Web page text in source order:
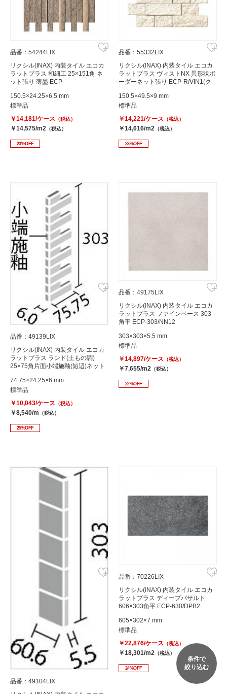
品番：54244LIX
リクシル(INAX) 内装タイル エコカ
ラットプラス 和細工 25×151角 ネ
ット張り 薄墨 ECP-
150.5×24.25×6.5 mm
標準品
￥14,181/ケース （税込）
￥14,575/m2 （税込）
23%OFF
品番：55332LIX
リクシル(INAX) 内装タイル エコカ
ラットプラス ヴィストNX 異形状ボ
ーダーネット張り ECP-R/VIN1(ク
150.5×49.5×9 mm
標準品
￥14,221/ケース （税込）
￥14,616/m2 （税込）
23%OFF
品番：49139LIX
リクシル(INAX) 内装タイル エコカ
ラットプラス ランド(土もの調)
25×75角片面小端施釉(短辺)ネット
74.75×24.25×6 mm
標準品
￥10,043/ケース （税込）
￥8,540/m （税込）
25%OFF
品番：49175LIX
リクシル(INAX) 内装タイル エコカ
ラットプラス ファインベース 303
角平 ECP-303/NN12
303×303×5.5 mm
標準品
￥14,897/ケース （税込）
￥7,655/m2 （税込）
22%OFF
品番：49104LIX
品番：70226LIX
リクシル(INAX) 内装タイル エコカ
ラットプラス ディープバサルト
606×303角平 ECP-630/DPB2
605×302×7 mm
標準品
￥22,876/ケース （税込）
￥18,301/m2 （税込）
24%OFF
条件で
絞り込む